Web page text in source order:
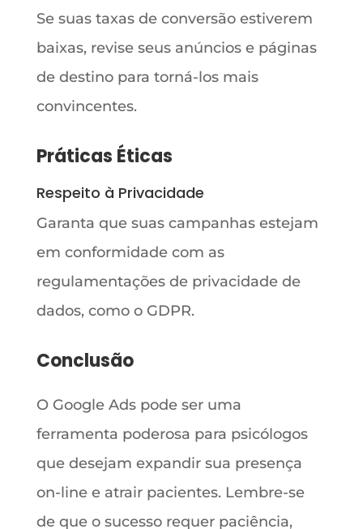
Se suas taxas de conversão estiverem
baixas, revise seus anúncios e páginas
de destino para torná-los mais
convincentes.
Práticas Éticas
Respeito à Privacidade
Garanta que suas campanhas estejam
em conformidade com as
regulamentações de privacidade de
dados, como o GDPR.
Conclusão
O Google Ads pode ser uma
ferramenta poderosa para psicólogos
que desejam expandir sua presença
on-line e atrair pacientes. Lembre-se
de que o sucesso requer paciência,